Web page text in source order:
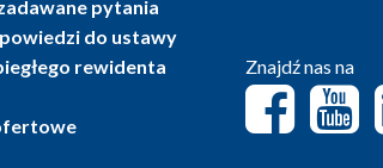
pytania
do ustawy
rewidenta
Znajdź nas na